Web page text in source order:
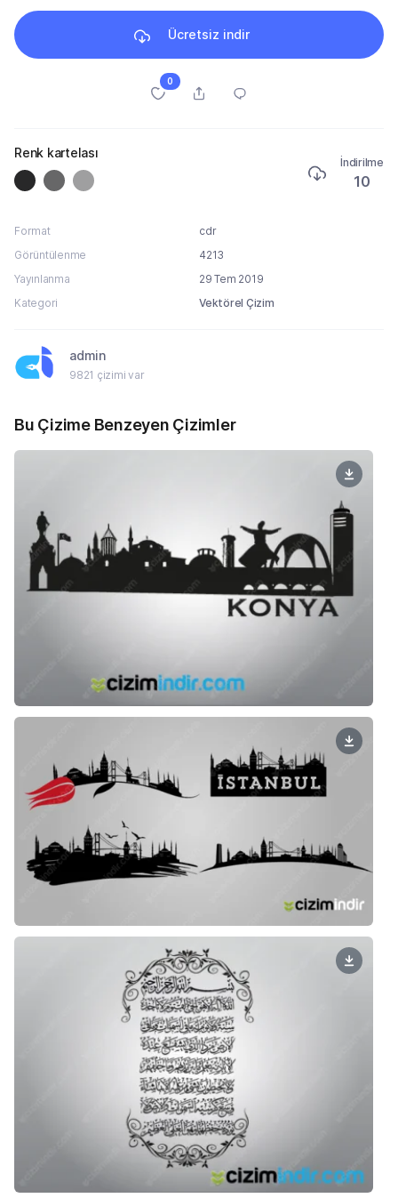
Ücretsiz indir
0
Renk kartelası
İndirilme
10
Format
cdr
Görüntülenme
4213
Yayınlanma
29 Tem 2019
Kategori
Vektörel Çizim
admin
9821 çizimi var
Bu Çizime Benzeyen Çizimler